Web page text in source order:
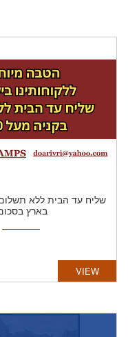
שליח עד הבית ללא תשלום
בארץ בסכום של
VIEW